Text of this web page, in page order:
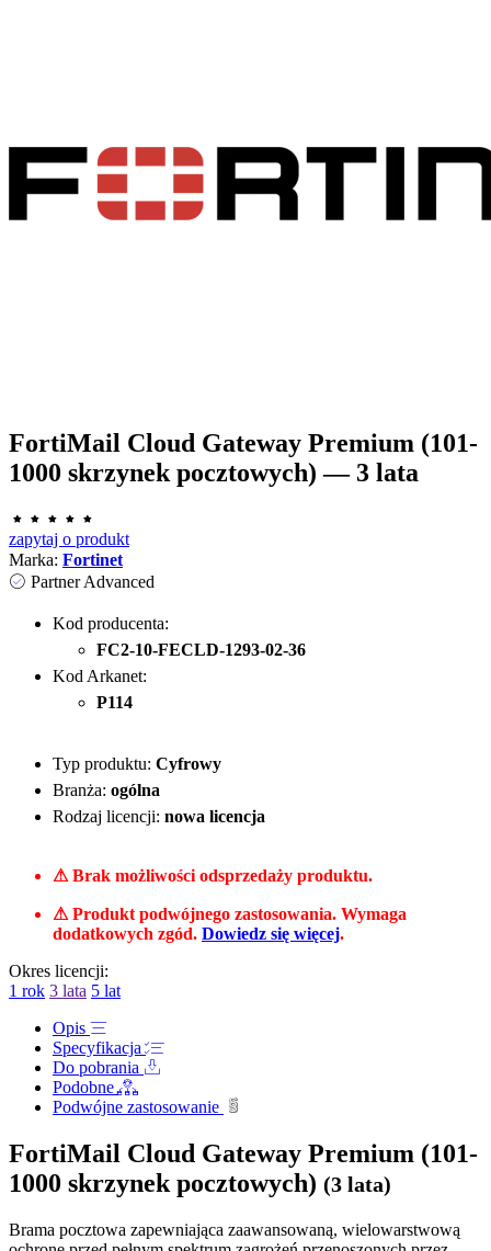
FortiMail Cloud Gateway Premium (101-
1000 skrzynek pocztowych) — 3 lata
zapytaj o produkt
Marka: Fortinet
Partner Advanced
Kod producenta:
FC2-10-FECLD-1293-02-36
Kod Arkanet:
P114
Typ produktu: Cyfrowy
Branża: ogólna
Rodzaj licencji: nowa licencja
⚠ Brak możliwości odsprzedaży produktu.
⚠ Produkt podwójnego zastosowania. Wymaga
dodatkowych zgód. Dowiedz się więcej.
Okres licencji:
1 rok 3 lata 5 lat
Opis
Specyfikacja
Do pobrania
Podobne
Podwójne zastosowanie
FortiMail Cloud Gateway Premium (101-
1000 skrzynek pocztowych) (3 lata)
Brama pocztowa zapewniająca zaawansowaną, wielowarstwową